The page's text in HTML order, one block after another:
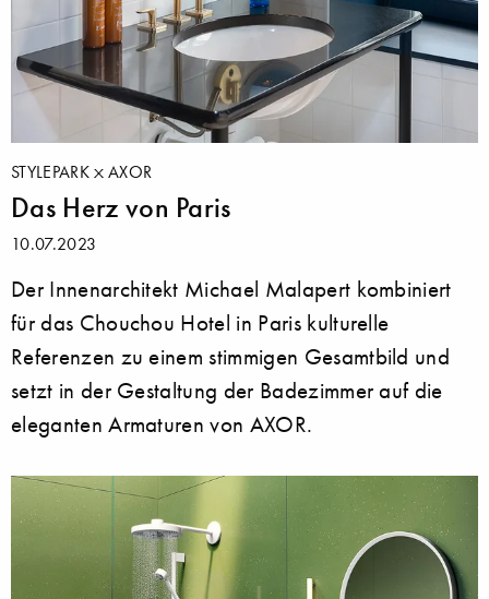
STYLEPARK AXOR
Das Herz von Paris
10.07.2023
Der Innenarchitekt Michael Malapert kombiniert
für das Chouchou Hotel in Paris kulturelle
Referenzen zu einem stimmigen Gesamtbild und
setzt in der Gestaltung der Badezimmer auf die
eleganten Armaturen von AXOR.